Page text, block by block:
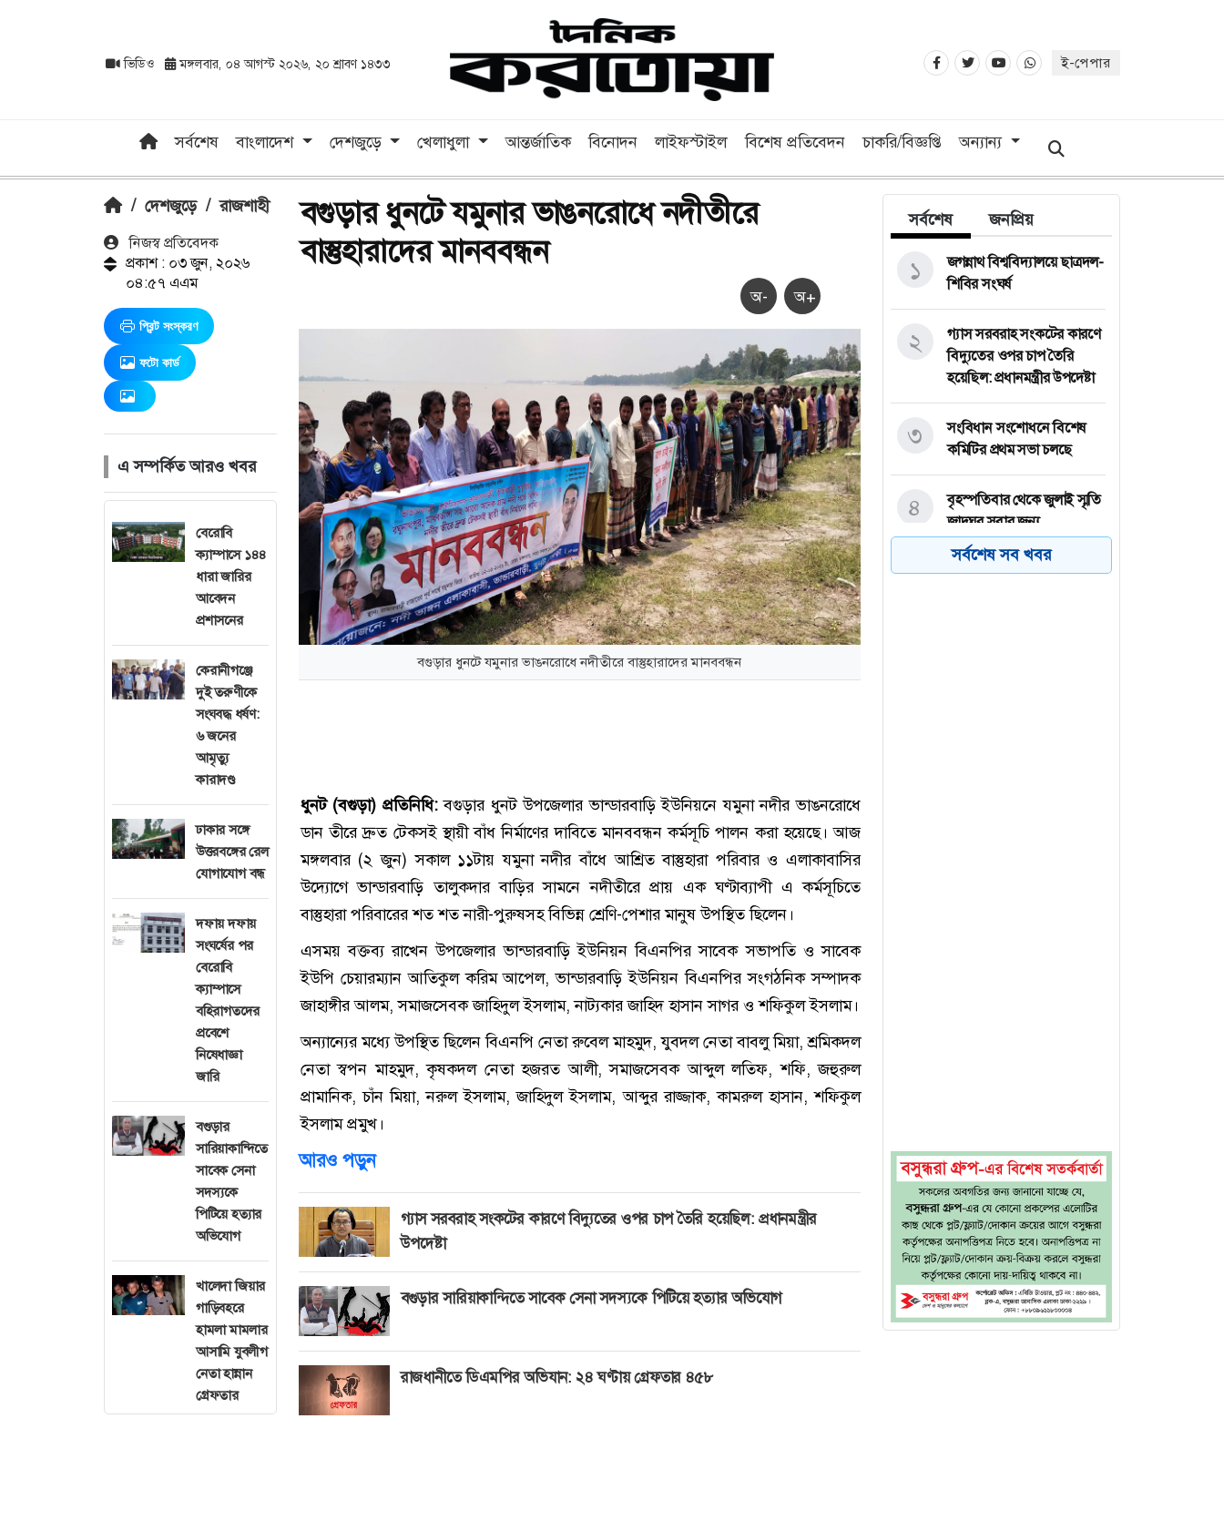
ভিডিও মঙ্গলবার, ০৪ আগস্ট ২০২৬, ২০ শ্রাবণ ১৪৩৩ ই-পেপার
সর্বশেষ বাংলাদেশ দেশজুড়ে খেলাধুলা আন্তর্জাতিক বিনোদন লাইফস্টাইল বিশেষ প্রতিবেদন চাকরি/বিজ্ঞপ্তি অন্যান্য
/ দেশজুড়ে / রাজশাহী
নিজস্ব প্রতিবেদক
প্রকাশ : ০৩ জুন, ২০২৬
০৪:৫৭ এএম
প্রিন্ট সংস্করণ
ফটো কার্ড
এ সম্পর্কিত আরও খবর
বেরোবি
ক্যাম্পাসে ১৪৪
ধারা জারির
আবেদন
প্রশাসনের
কেরানীগঞ্জে
দুই তরুণীকে
সংঘবদ্ধ ধর্ষণ:
৬ জনের
আমৃত্যু
কারাদণ্ড
ঢাকার সঙ্গে
উত্তরবঙ্গের রেল
যোগাযোগ বন্ধ
দফায় দফায়
সংঘর্ষের পর
বেরোবি
ক্যাম্পাসে
বহিরাগতদের
প্রবেশে
নিষেধাজ্ঞা
জারি
বগুড়ার
সারিয়াকান্দিতে
সাবেক সেনা
সদস্যকে
পিটিয়ে হত্যার
অভিযোগ
খালেদা জিয়ার
গাড়িবহরে
হামলা মামলার
আসামি যুবলীগ
নেতা হান্নান
গ্রেফতার
বগুড়ার ধুনটে যমুনার ভাঙনরোধে নদীতীরে
বাস্তুহারাদের মানববন্ধন
অ- অ+
বগুড়ার ধুনটে যমুনার ভাঙনরোধে নদীতীরে বাস্তুহারাদের মানববন্ধন
ধুনট (বগুড়া) প্রতিনিধি:বগুড়ার ধুনট উপজেলার ভান্ডারবাড়ি ইউনিয়নে যমুনা নদীর ভাঙনরোধে
ডান তীরে দ্রুত টেকসই স্থায়ী বাঁধ নির্মাণের দাবিতে মানববন্ধন কর্মসূচি পালন করা হয়েছে। আজ
মঙ্গলবার (২ জুন) সকাল ১১টায় যমুনা নদীর বাঁধে আশ্রিত বাস্তুহারা পরিবার ও এলাকাবাসির
উদ্যোগে ভান্ডারবাড়ি তালুকদার বাড়ির সামনে নদীতীরে প্রায় এক ঘণ্টাব্যাপী এ কর্মসূচিতে
বাস্তুহারা পরিবারের শত শত নারী-পুরুষসহ বিভিন্ন শ্রেণি-পেশার মানুষ উপস্থিত ছিলেন।
এসময় বক্তব্য রাখেন উপজেলার ভান্ডারবাড়ি ইউনিয়ন বিএনপির সাবেক সভাপতি ও সাবেক
ইউপি চেয়ারম্যান আতিকুল করিম আপেল, ভান্ডারবাড়ি ইউনিয়ন বিএনপির সংগঠনিক সম্পাদক
জাহাঙ্গীর আলম, সমাজসেবক জাহিদুল ইসলাম, নাট্যকার জাহিদ হাসান সাগর ও শফিকুল ইসলাম।
অন্যান্যের মধ্যে উপস্থিত ছিলেন বিএনপি নেতা রুবেল মাহমুদ, যুবদল নেতা বাবলু মিয়া, শ্রমিকদল
নেতা স্বপন মাহমুদ, কৃষকদল নেতা হজরত আলী, সমাজসেবক আব্দুল লতিফ, শফি, জহুরুল
প্রামানিক, চাঁন মিয়া, নরুল ইসলাম, জাহিদুল ইসলাম, আব্দুর রাজ্জাক, কামরুল হাসান, শফিকুল
ইসলাম প্রমুখ।
আরও পড়ুন
গ্যাস সরবরাহ সংকটের কারণে বিদ্যুতের ওপর চাপ তৈরি হয়েছিল: প্রধানমন্ত্রীর
উপদেষ্টা
বগুড়ার সারিয়াকান্দিতে সাবেক সেনা সদস্যকে পিটিয়ে হত্যার অভিযোগ
রাজধানীতে ডিএমপির অভিযান: ২৪ ঘণ্টায় গ্রেফতার ৪৫৮
সর্বশেষ জনপ্রিয়
জগন্নাথ বিশ্ববিদ্যালয়ে ছাত্রদল-
শিবির সংঘর্ষ
১
গ্যাস সরবরাহ সংকটের কারণে
বিদ্যুতের ওপর চাপ তৈরি
হয়েছিল: প্রধানমন্ত্রীর উপদেষ্টা
২
সংবিধান সংশোধনে বিশেষ
কমিটির প্রথম সভা চলছে
৩
বৃহস্পতিবার থেকে জুলাই স্মৃতি
জাদুঘর সবার জন্য
উন্মুক্ত: সংস্কৃতিমন্ত্রী
৪
সর্বশেষ সব খবর